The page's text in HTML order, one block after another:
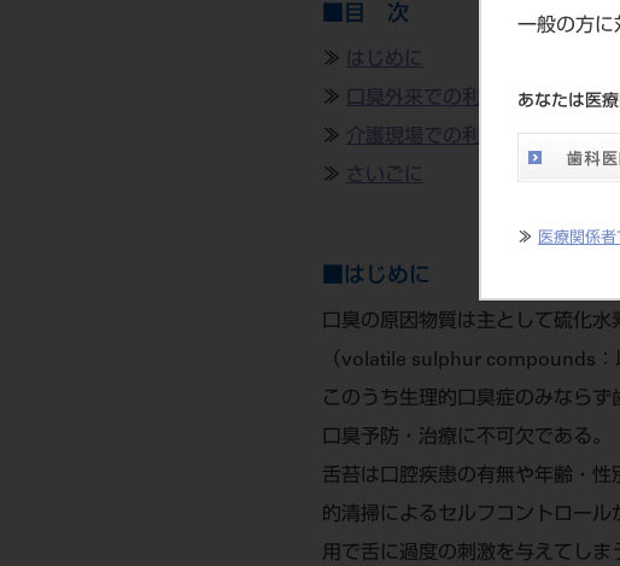
一般の方に
あなたは医
≫ 医療関係
■目 次
≫
はじめに
≫ 口臭外来での利用
≫ 介護現場での利用
≫ さいごに
■はじめに
口臭の原因物質は主として硫化
（volatile sulphur compounds：
このうち生理的口臭症のみなら
口臭予防・治療に不可欠である。
舌苔は口腔疾患の有無や年齢・
的清掃によるセルフコントロー
用で舌に過度の刺激を与えてし